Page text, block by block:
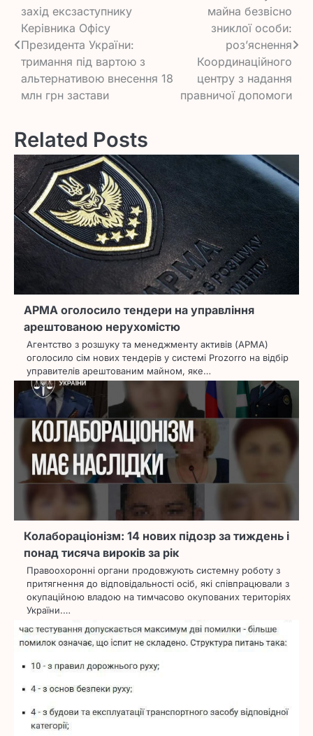
записів
захід ексзаступнику
Керівника Офісу
Президента України:
тримання під вартою з
альтернативою внесення 18
млн грн застави
майна безвісно
зниклої особи:
роз’яснення
Координаційного
центру з надання
правничої допомоги
Related Posts
АРМА оголосило тендери на управління
арештованою нерухомістю
Агентство з розшуку та менеджменту активів (АРМА)
оголосило сім нових тендерів у системі Prozorro на відбір
управителів арештованим майном, яке…
Колабораціонізм: 14 нових підозр за тиждень і
понад тисяча вироків за рік
Правоохоронні органи продовжують системну роботу з
притягнення до відповідальності осіб, які співпрацювали з
окупаційною владою на тимчасово окупованих територіях
України.…